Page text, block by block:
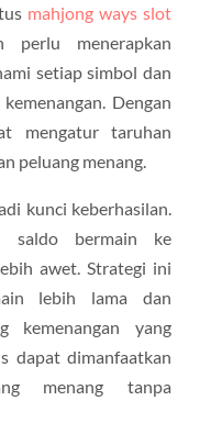
mahjong ways slot
perlu menerapkan
setiap simbol dan
Dengan
mengatur taruhan
peluang menang.
kunci keberhasilan.
saldo bermain ke
awet. Strategi ini
lebih lama dan
kemenangan yang
dapat dimanfaatkan
menang tanpa